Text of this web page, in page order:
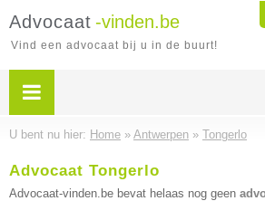
Advocaat -vinden.be
Vind een advocaat bij u in de buurt!
U bent nu hier: Home » Antwerpen » Tongerlo
Advocaat Tongerlo
Advocaat-vinden.be bevat helaas nog geen